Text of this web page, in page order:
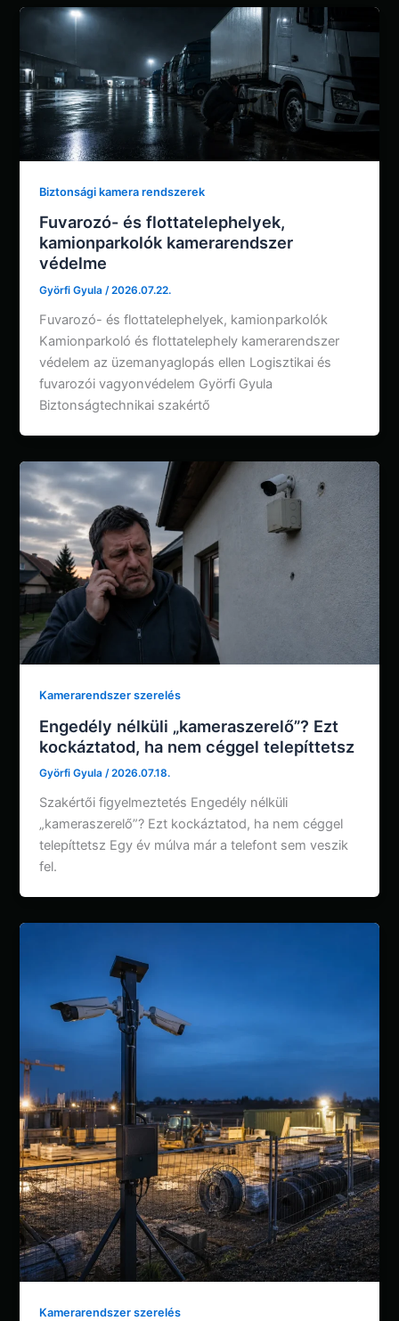
Biztonsági kamera rendszerek
Fuvarozó- és flottatelephelyek,
kamionparkolók kamerarendszer
védelme
Györfi Gyula/2026.07.22.
Fuvarozó- és flottatelephelyek, kamionparkolók
Kamionparkoló és flottatelephely kamerarendszer
védelem az üzemanyaglopás ellen Logisztikai és
fuvarozói vagyonvédelem Györfi Gyula
Biztonságtechnikai szakértő
Kamerarendszer szerelés
Engedély nélküli „kameraszerelő”? Ezt
kockáztatod, ha nem céggel telepíttetsz
Györfi Gyula/2026.07.18.
Szakértői figyelmeztetés Engedély nélküli
„kameraszerelő”? Ezt kockáztatod, ha nem céggel
telepíttetsz Egy év múlva már a telefont sem veszik
fel.
Kamerarendszer szerelés